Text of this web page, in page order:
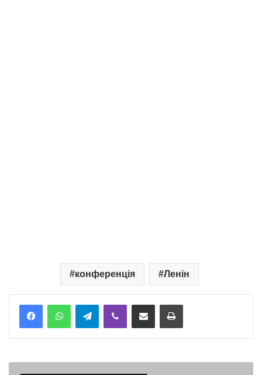
конференція Ленін
TelegramViber Надіслати електронною поштоюНадрукувати